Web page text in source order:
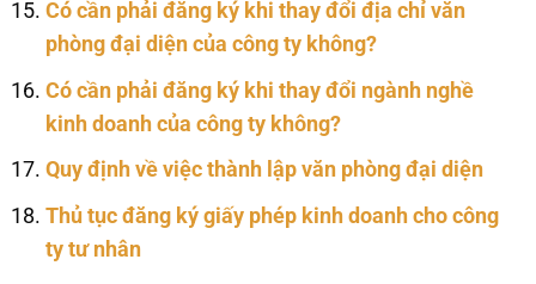
Có cần phải đăng ký khi thay đổi địa chỉ văn
phòng đại diện của công ty không?
Có cần phải đăng ký khi thay đổi ngành nghề
kinh doanh của công ty không?
Quy định về việc thành lập văn phòng đại diện
Thủ tục đăng ký giấy phép kinh doanh cho công
ty tư nhân